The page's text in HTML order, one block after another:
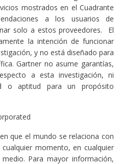
mostrados en el Cuadrante
a los usuarios de
solo a estos proveedores. El
la intención de funcionar
y no está diseñado para
Gartner no asume garantías,
a esta investigación, ni
o aptitud para un propósito
que el mundo se relaciona con
momento, en cualquier
Para mayor información,